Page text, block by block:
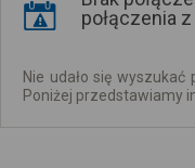
połączenia
Nie udało się
Poniżej przedstawiamy